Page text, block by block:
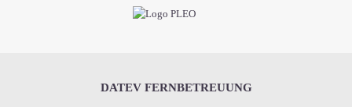
DATEV FERNBETREUUNG